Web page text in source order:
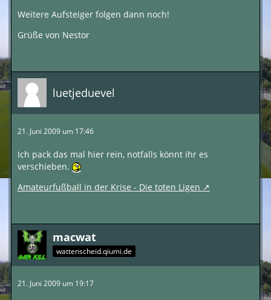
Weitere Aufsteiger folgen dann noch!
Grüße von Nestor
luetjeduevel
21. Juni 2009 um 17:46
Ich pack das mal hier rein, notfalls könnt ihr es
verschieben.
Amateurfußball in der Krise - Die toten Ligen
macwat
wattenscheid.qiumi.de
21. Juni 2009 um 19:17